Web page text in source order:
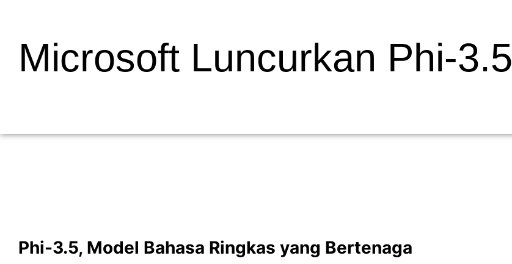
Microsoft Luncurkan Phi-3.5
Phi-3.5, Model Bahasa Ringkas yang Bertenaga